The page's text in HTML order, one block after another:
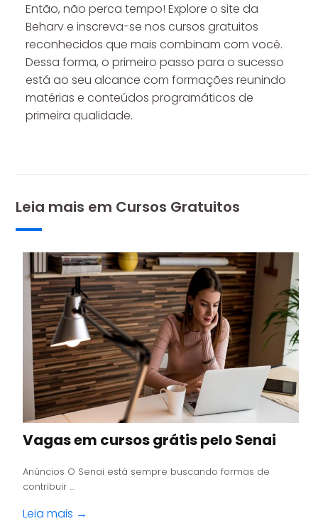
Então, não perca tempo! Explore o site da
Beharv e inscreva-se nos cursos gratuitos
reconhecidos que mais combinam com você.
Dessa forma, o primeiro passo para o sucesso
está ao seu alcance com formações reunindo
matérias e conteúdos programáticos de
primeira qualidade.
Leia mais em Cursos Gratuitos
Vagas em cursos grátis pelo Senai
Anúncios O Senai está sempre buscando formas de
contribuir ...
Leia mais →